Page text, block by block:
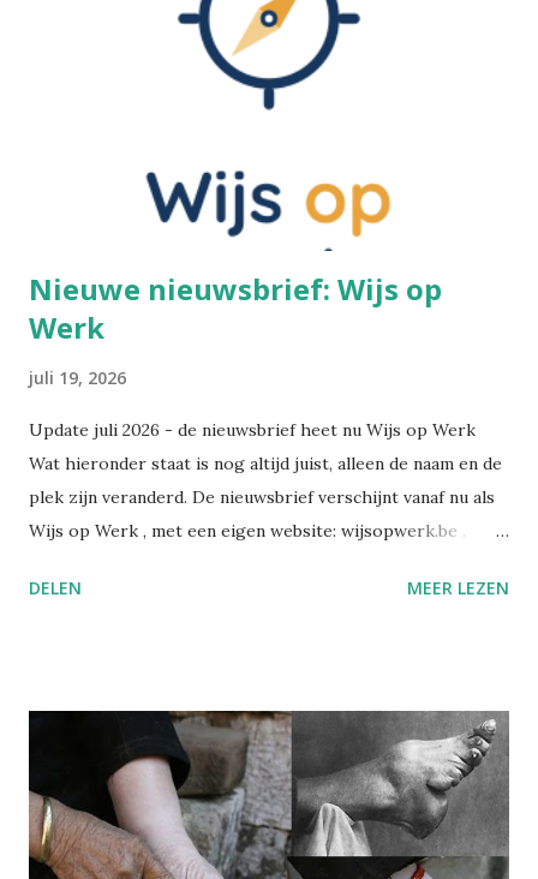
Nieuwe nieuwsbrief: Wijs op
Werk
juli 19, 2026
Update juli 2026 - de nieuwsbrief heet nu Wijs op Werk
Wat hieronder staat is nog altijd juist, alleen de naam en de
plek zijn veranderd. De nieuwsbrief verschijnt vanaf nu als
Wijs op Werk , met een eigen website: wijsopwerk.be .
gaat: welzijn, preventie, verzuim- en re-integratiebeleid,
voortaan op wijsopwerk.be . Inschrijven kan daar
rechtstreeks: wijsopwerk.be/nieuwsbrief . -- Juli 2025
Sinds kort heb ik op LinkedIn een nieuwsbrief gelanceerd:
Wegwijs in welzijn. Daarin bundel ik wekelijks de artikels
die ik publiceer over welzijn, preventie en
DELEN MEER LEZEN